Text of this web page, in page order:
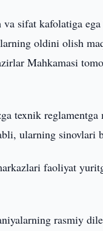
va sifat kafolatiga
oldini olish
Mahkamasi
texnik
ularning sinovlari
faoliyat
rasmiy